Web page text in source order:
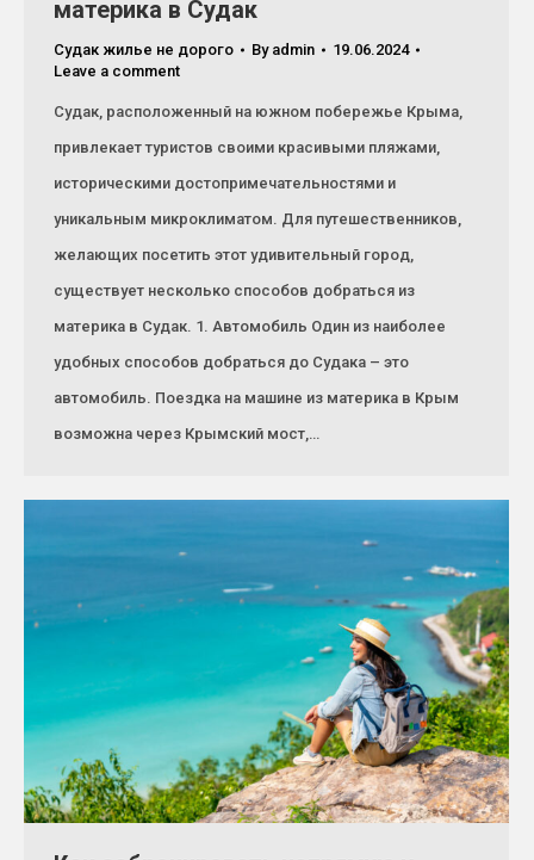
материка в Судак
Судак жилье не дорого By admin
19.06.2024
Leave a comment
Судак, расположенный на южном побережье Крыма,
привлекает туристов своими красивыми пляжами,
историческими достопримечательностями и
уникальным микроклиматом. Для путешественников,
желающих посетить этот удивительный город,
существует несколько способов добраться из
материка в Судак. 1. Автомобиль Один из наиболее
удобных способов добраться до Судака – это
автомобиль. Поездка на машине из материка в Крым
возможна через Крымский мост,…